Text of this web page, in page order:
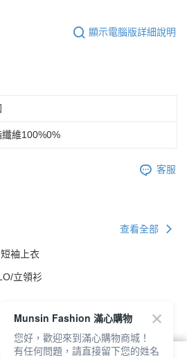
顯示電腦版詳細說明
纖維100%0%
客服
查看全部
袖上衣
立領衫
本網站使用 cookie 方式之詳情，及若您不希
Munsin Fashion 滿心購物
您好，歡迎來到滿心購物商城！
有任何問題，請直接留下您的姓名